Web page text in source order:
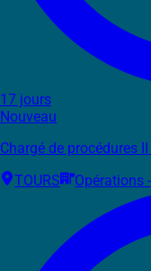
17 jours
Nouveau
Chargé de procédures
TOURS
Opérations